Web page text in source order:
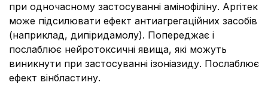
при одночасному застосуванні амінофіліну. Аргітек
може підсилювати ефект антиагрегаційних засобів
(наприклад, дипіридамолу). Попереджає і
послаблює нейротоксичні явища, які можуть
виникнути при застосуванні ізоніазиду. Послаблює
ефект вінбластину.